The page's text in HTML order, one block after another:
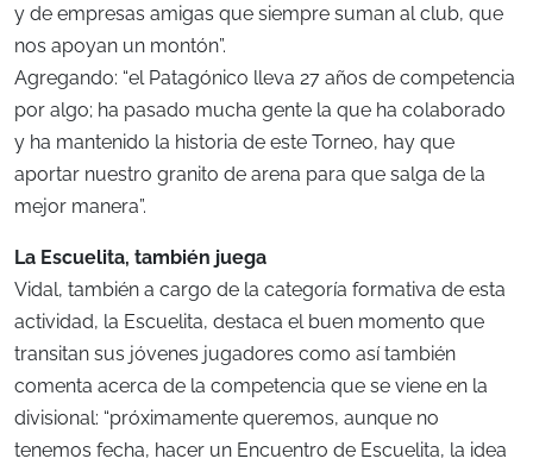
y de empresas amigas que siempre suman al club, que
nos apoyan un montón”.
Agregando: “el Patagónico lleva 27 años de competencia
por algo; ha pasado mucha gente la que ha colaborado
y ha mantenido la historia de este Torneo, hay que
aportar nuestro granito de arena para que salga de la
mejor manera”.
La Escuelita, también juega
Vidal, también a cargo de la categoría formativa de esta
actividad, la Escuelita, destaca el buen momento que
transitan sus jóvenes jugadores como así también
comenta acerca de la competencia que se viene en la
divisional: “próximamente queremos, aunque no
tenemos fecha, hacer un Encuentro de Escuelita, la idea